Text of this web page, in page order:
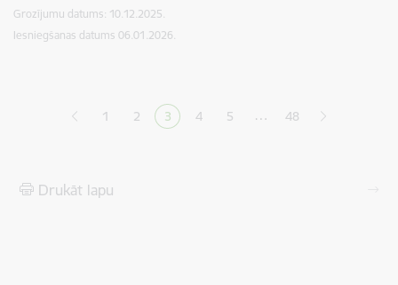
Grozījumu datums: 10.12.2025.
Iesniegšanas datums 06.01.2026.
Lapa
1 Lapa
2 Pašreizējā lapa
3 Lapa
4 Lapa
5 … 48
Drukāt lapu